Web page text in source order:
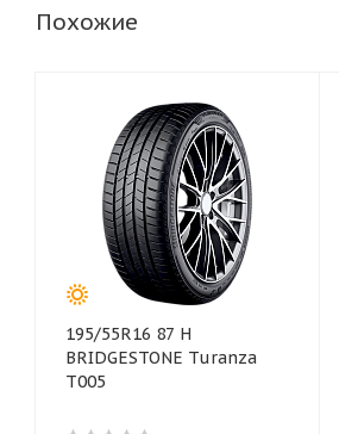
Похожие
195/55R16 87 H
BRIDGESTONE Turanza
T005